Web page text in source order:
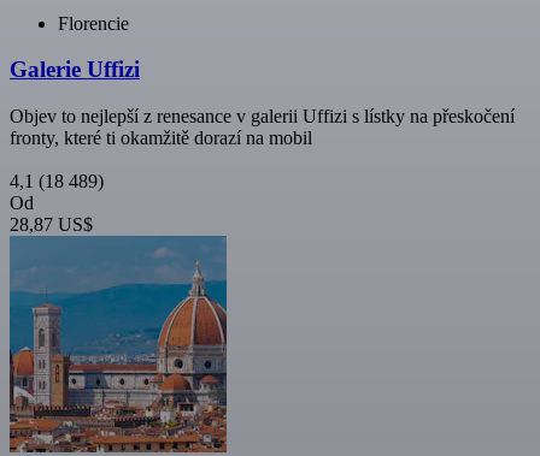
Florencie
Galerie Uffizi
Objev to nejlepší z renesance v galerii Uffizi s lístky na přeskočení
fronty, které ti okamžitě dorazí na mobil
4,1 (18 489)
Od
28,87 US$